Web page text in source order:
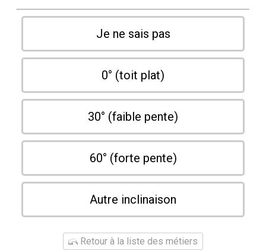
Je ne sais pas
0° (toit plat)
30° (faible pente)
60° (forte pente)
Autre inclinaison
Retour à la liste des métiers